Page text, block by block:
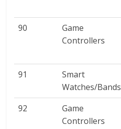
90
Game
Controllers
91
Smart
Watches/Bands
92
Game
Controllers